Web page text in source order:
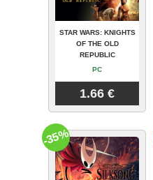
STAR WARS: KNIGHTS
OF THE OLD
REPUBLIC
PC
1.66 €
-35%